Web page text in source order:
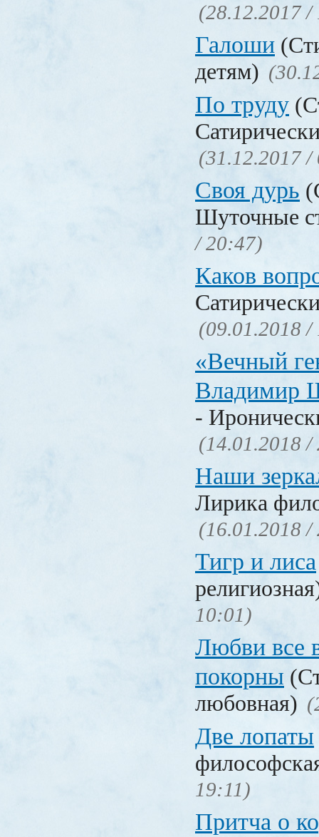
(28.12.2017 /
Галоши
детям)
По труду
(31.12.2017 /
Своя дурь
Шуточные
/ 20:47)
Каков
(09.01.2018 /
«Вечный
Владимир
-
(14.01.2018 /
Наши
Лирика
(16.01.2018 /
Тигр и лиса
10:01)
Любви все
покорны
любовная)
Две лопаты
19:11)
Притча о